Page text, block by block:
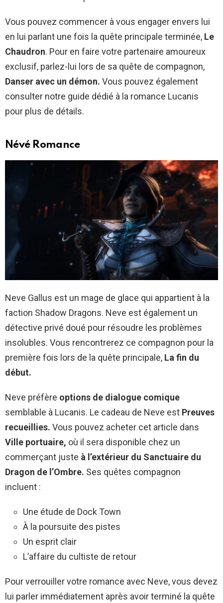
Vous pouvez commencer à vous engager envers lui
en lui parlant une fois la quête principale terminée, Le
Chaudron. Pour en faire votre partenaire amoureux
exclusif, parlez-lui lors de sa quête de compagnon,
Danser avec un démon. Vous pouvez également
consulter notre guide dédié à la romance Lucanis
pour plus de détails.
Névé Romance
Neve Gallus est un mage de glace qui appartient à la
faction Shadow Dragons. Neve est également un
détective privé doué pour résoudre les problèmes
insolubles. Vous rencontrerez ce compagnon pour la
première fois lors de la quête principale, La fin du
début.
Neve préfère options de dialogue comique
semblable à Lucanis. Le cadeau de Neve est Preuves
recueillies. Vous pouvez acheter cet article dans
Ville portuaire, où il sera disponible chez un
commerçant juste à l’extérieur du Sanctuaire du
Dragon de l’Ombre. Ses quêtes compagnon
incluent :
Une étude de Dock Town
À la poursuite des pistes
Un esprit clair
L’affaire du cultiste de retour
Pour verrouiller votre romance avec Neve, vous devez
lui parler immédiatement après avoir terminé la quête